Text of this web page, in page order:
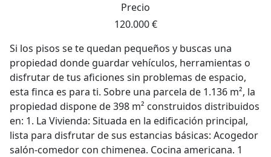
Precio
120.000 €
Si los pisos se te quedan pequeños y buscas una
propiedad donde guardar vehículos, herramientas o
disfrutar de tus aficiones sin problemas de espacio,
esta finca es para ti. Sobre una parcela de 1.136 m², la
propiedad dispone de 398 m² construidos distribuidos
en: 1. La Vivienda: Situada en la edificación principal,
lista para disfrutar de sus estancias básicas: Acogedor
salón-comedor con chimenea. Cocina americana. 1